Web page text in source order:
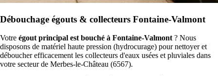
Débouchage égouts & collecteurs Fontaine-Valmont
Votre égout principal est bouché à Fontaine-Valmont ? Nous
disposons de matériel haute pression (hydrocurage) pour nettoyer et
déboucher efficacement les collecteurs d'eaux usées et pluviales dans
votre secteur de Merbes-le-Château (6567).